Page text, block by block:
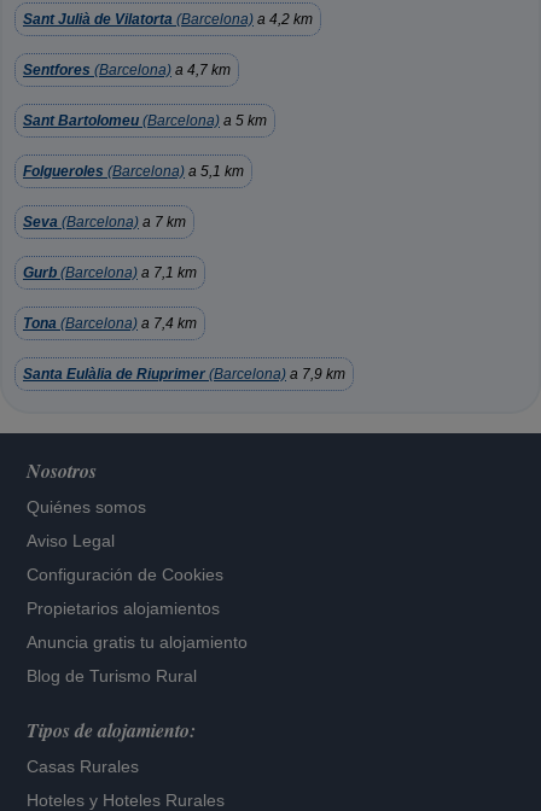
Sant Julià de Vilatorta (Barcelona) a 4,2 km
Sentfores (Barcelona) a 4,7 km
Sant Bartolomeu (Barcelona) a 5 km
Folgueroles (Barcelona) a 5,1 km
Seva (Barcelona) a 7 km
Gurb (Barcelona) a 7,1 km
Tona (Barcelona) a 7,4 km
Santa Eulàlia de Riuprimer (Barcelona) a 7,9 km
Nosotros
Quiénes somos
Aviso Legal
Configuración de Cookies
Propietarios alojamientos
Anuncia gratis tu alojamiento
Blog de Turismo Rural
Tipos de alojamiento:
Casas Rurales
Hoteles y Hoteles Rurales